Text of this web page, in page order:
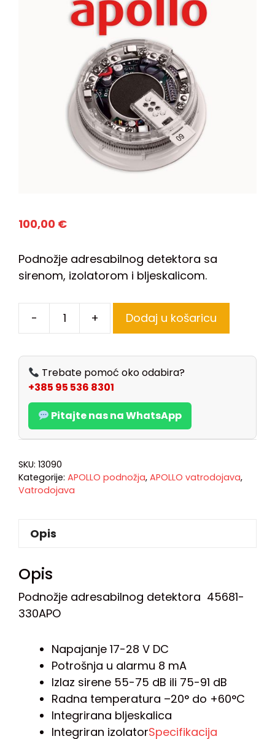
100,00 €
Podnožje adresabilnog detektora sa
sirenom, izolatorom i bljeskalicom.
- + Dodaj u košaricu
Trebate pomoć oko odabira?
+385 95 536 8301
Pitajte nas na WhatsApp
SKU: 13090
Kategorije: APOLLO podnožja, APOLLO vatrodojava,
Vatrodojava
Opis
Opis
Podnožje adresabilnog detektora 45681-
330APO
Napajanje 17-28 V DC
Potrošnja u alarmu 8 mA
Izlaz sirene 55-75 dB ili 75-91 dB
Radna temperatura –20° do +60°C
Integrirana bljeskalica
Integriran izolatorSpecifikacija